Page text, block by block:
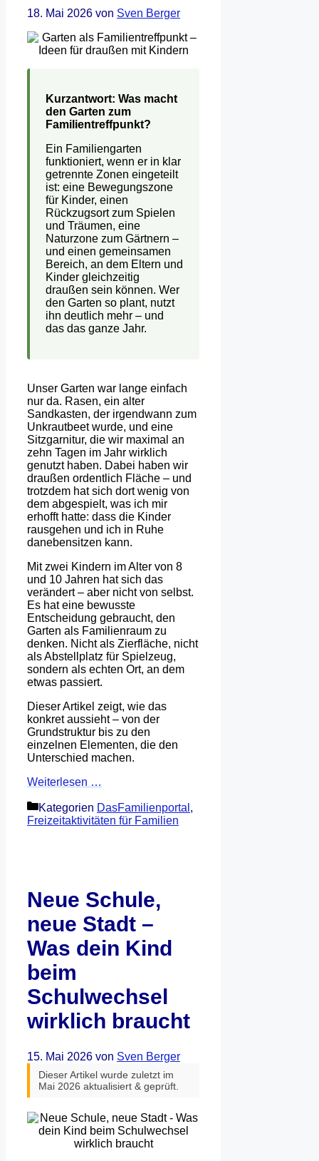
18. Mai 2026 von Sven Berger
Kurzantwort: Was macht
den Garten zum
Familientreffpunkt?
Ein Familiengarten
funktioniert, wenn er in klar
getrennte Zonen eingeteilt
ist: eine Bewegungszone
für Kinder, einen
Rückzugsort zum Spielen
und Träumen, eine
Naturzone zum Gärtnern –
und einen gemeinsamen
Bereich, an dem Eltern und
Kinder gleichzeitig
draußen sein können. Wer
den Garten so plant, nutzt
ihn deutlich mehr – und
das das ganze Jahr.
Unser Garten war lange einfach
nur da. Rasen, ein alter
Sandkasten, der irgendwann zum
Unkrautbeet wurde, und eine
Sitzgarnitur, die wir maximal an
zehn Tagen im Jahr wirklich
genutzt haben. Dabei haben wir
draußen ordentlich Fläche – und
trotzdem hat sich dort wenig von
dem abgespielt, was ich mir
erhofft hatte: dass die Kinder
rausgehen und ich in Ruhe
danebensitzen kann.
Mit zwei Kindern im Alter von 8
und 10 Jahren hat sich das
verändert – aber nicht von selbst.
Es hat eine bewusste
Entscheidung gebraucht, den
Garten als Familienraum zu
denken. Nicht als Zierfläche, nicht
als Abstellplatz für Spielzeug,
sondern als echten Ort, an dem
etwas passiert.
Dieser Artikel zeigt, wie das
konkret aussieht – von der
Grundstruktur bis zu den
einzelnen Elementen, die den
Unterschied machen.
Weiterlesen …
Kategorien DasFamilienportal ,
Freizeitaktivitäten für Familien
Neue Schule,
neue Stadt –
Was dein Kind
beim
Schulwechsel
wirklich braucht
15. Mai 2026 von Sven Berger
Dieser Artikel wurde zuletzt im
Mai 2026 aktualisiert & geprüft.